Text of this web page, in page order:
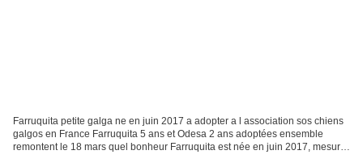
Farruquita petite galga ne en juin 2017 a adopter a l association sos chiens
galgos en France Farruquita 5 ans et Odesa 2 ans adoptées ensemble
remontent le 18 mars quel bonheur Farruquita est née en juin 2017, mesure